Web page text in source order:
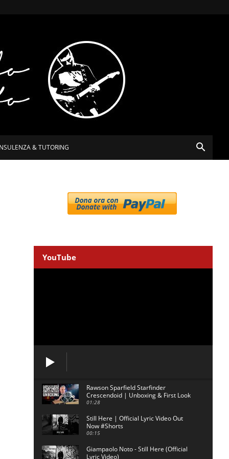
& TUTORING
YouTube
Rawson Sparfield Starfinder
Crescendoid | Unboxing & First Look
01:28
Still Here | Official Lyric Video Out
Now #Shorts
00:15
Giampaolo Noto - Still Here (Official
Lyric Video)